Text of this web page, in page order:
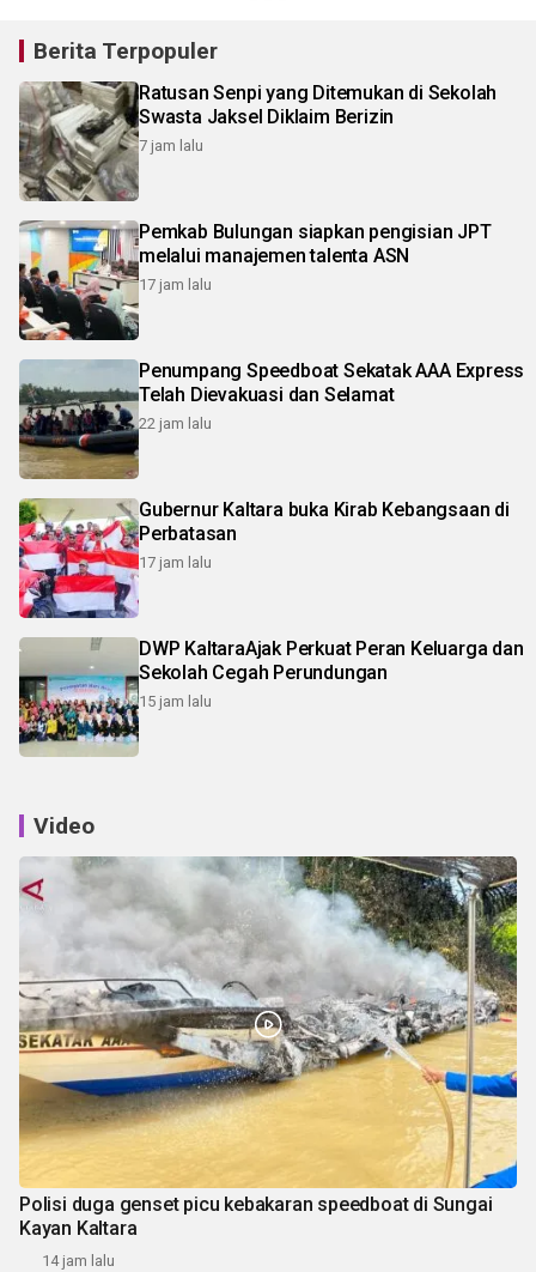
Berita Terpopuler
Ratusan Senpi yang Ditemukan di Sekolah
Swasta Jaksel Diklaim Berizin
7 jam lalu
Pemkab Bulungan siapkan pengisian JPT
melalui manajemen talenta ASN
17 jam lalu
Penumpang Speedboat Sekatak AAA Express
Telah Dievakuasi dan Selamat
22 jam lalu
Gubernur Kaltara buka Kirab Kebangsaan di
Perbatasan
17 jam lalu
DWP KaltaraAjak Perkuat Peran Keluarga dan
Sekolah Cegah Perundungan
15 jam lalu
Video
Polisi duga genset picu kebakaran speedboat di Sungai
Kayan Kaltara
14 jam lalu